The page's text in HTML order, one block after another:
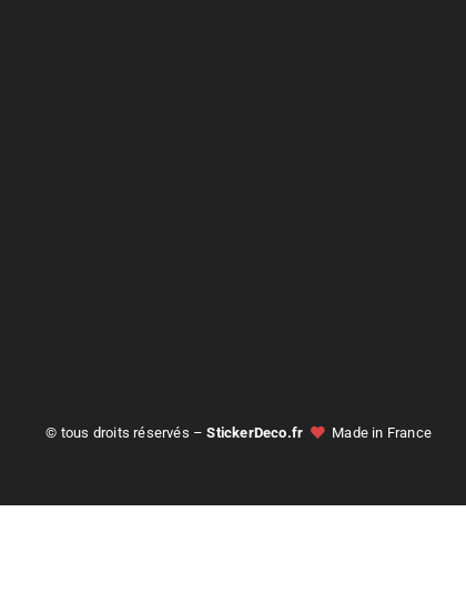
© tous droits réservés –StickerDeco.fr Made in France